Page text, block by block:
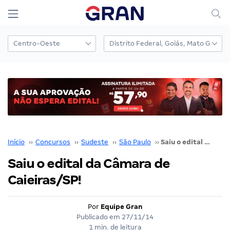
Início ›› Concursos ›› Sudeste ›› São Paulo ›› Saiu o edital da Câmara de Caieiras/SP!
Saiu o edital da Câmara de
Caieiras/SP!
Por Equipe Gran
Publicado em 27/11/14
1 min. de leitura